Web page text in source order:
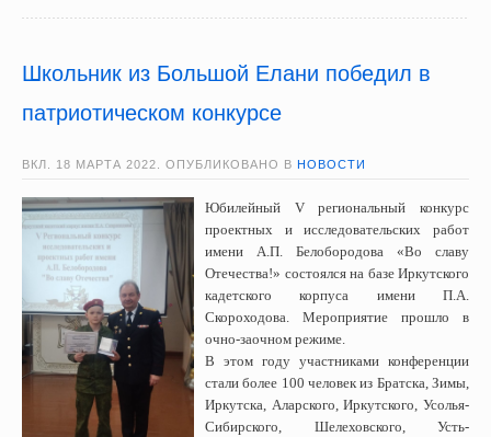
Школьник из Большой Елани победил в
патриотическом конкурсе
ВКЛ. 18 МАРТА 2022. ОПУБЛИКОВАНО В НОВОСТИ
Юбилейный V региональный конкурс
проектных и исследовательских работ
имени А.П. Белобородова «Во славу
Отечества!» состоялся на базе Иркутского
кадетского корпуса имени П.А.
Скороходова. Мероприятие прошло в
очно-заочном режиме.
В этом году участниками конференции
стали более 100 человек из Братска, Зимы,
Иркутска, Аларского, Иркутского, Усолья-
Сибирского, Шелеховского, Усть-